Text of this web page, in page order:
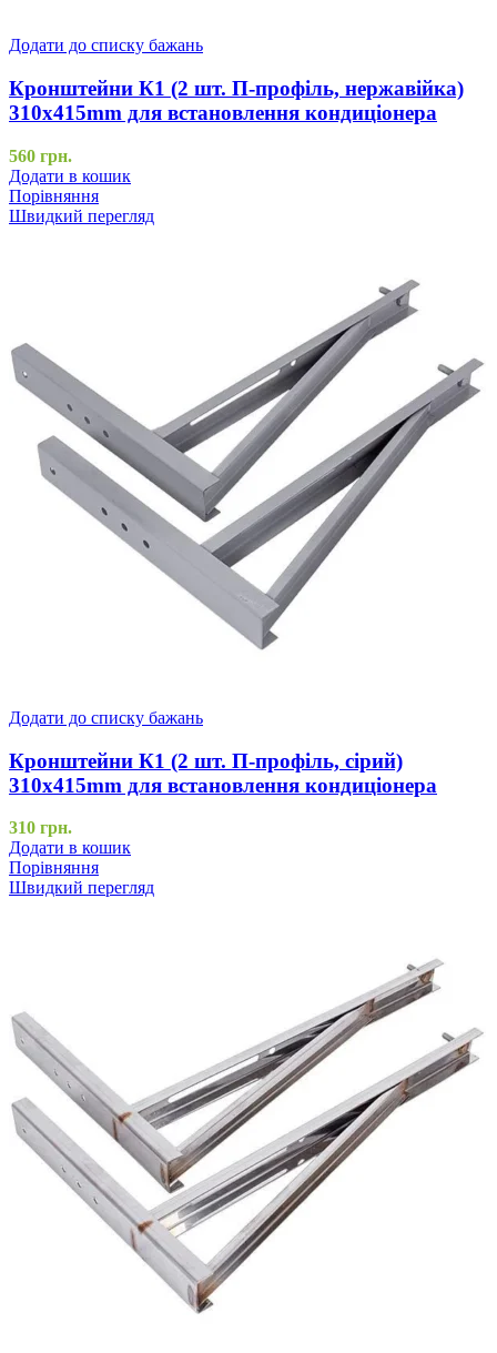
Додати до списку бажань
Кронштейни К1 (2 шт. П-профіль, нержавійка)
310x415mm для встановлення кондиціонера
560 грн.
Додати в кошик
Порівняння
Швидкий перегляд
Додати до списку бажань
Кронштейни К1 (2 шт. П-профіль, сірий)
310x415mm для встановлення кондиціонера
310 грн.
Додати в кошик
Порівняння
Швидкий перегляд